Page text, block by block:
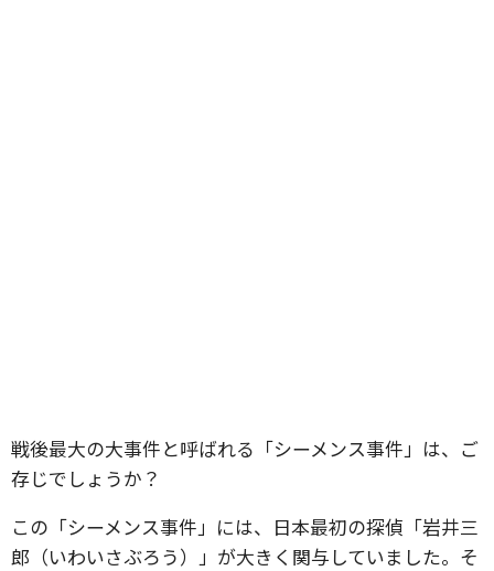
戦後最大の大事件と呼ばれる「シーメンス事件」は、ご
存じでしょうか？
この「シーメンス事件」には、日本最初の探偵「岩井三
郎（いわいさぶろう）」が大きく関与していました。そ